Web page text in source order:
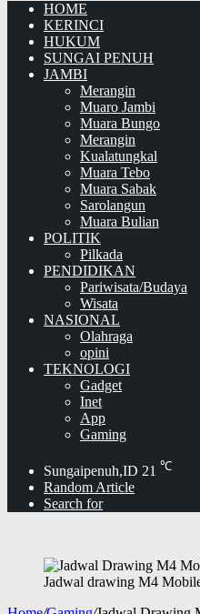
HOME
KERINCI
HUKUM
SUNGAI PENUH
JAMBI
Merangin
Muaro Jambi
Muara Bungo
Merangin
Kualatungkal
Muara Tebo
Muara Sabak
Sarolangun
Muara Bulian
POLITIK
Pilkada
PENDIDIKAN
Pariwisata/Budaya
Wisata
NASIONAL
Olahraga
opini
TEKNOLOGI
Gadget
Inet
App
Gaming
Sungaipenuh,ID 21 ℃
Random Article
Search for
Jadwal drawing M4